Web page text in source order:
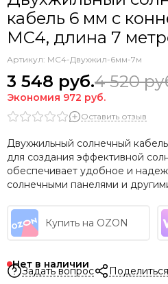
кабель 6 мм с
МС4, длина 7
Артикул: МС4-Двухжил-6мм-7м
3 548 руб.4 520
Экономия 972 руб.
Оставить отзыв
Двухжильный солнечный
для создания эффективной
обеспечивает удобное и
солнечными панелями и
Купить на OZON
Нет в наличии
Задать вопрос Поделиться